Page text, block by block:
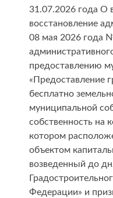
31.07.2026 года О
восстановление
08 мая 2026 года
предоставлению
«Предоставление
бесплатно
муниципальной
собственность на
котором
объектом
возведенный до
Федерации» и